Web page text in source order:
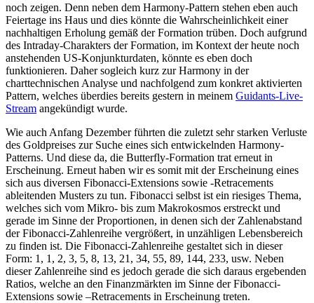
noch zeigen. Denn neben dem Harmony-Pattern stehen eben auch
Feiertage ins Haus und dies könnte die Wahrscheinlichkeit einer
nachhaltigen Erholung gemäß der Formation trüben. Doch aufgrund
des Intraday-Charakters der Formation, im Kontext der heute noch
anstehenden US-Konjunkturdaten, könnte es eben doch
funktionieren. Daher sogleich kurz zur Harmony in der
charttechnischen Analyse und nachfolgend zum konkret aktivierten
Pattern, welches überdies bereits gestern in meinem Guidants-Live-
Stream angekündigt wurde.
Wie auch Anfang Dezember führten die zuletzt sehr starken Verluste
des Goldpreises zur Suche eines sich entwickelnden Harmony-
Patterns. Und diese da, die Butterfly-Formation trat erneut in
Erscheinung. Erneut haben wir es somit mit der Erscheinung eines
sich aus diversen Fibonacci-Extensions sowie -Retracements
ableitenden Musters zu tun. Fibonacci selbst ist ein riesiges Thema,
welches sich vom Mikro- bis zum Makrokosmos erstreckt und
gerade im Sinne der Proportionen, in denen sich der Zahlenabstand
der Fibonacci-Zahlenreihe vergrößert, in unzähligen Lebensbereich
zu finden ist. Die Fibonacci-Zahlenreihe gestaltet sich in dieser
Form: 1, 1, 2, 3, 5, 8, 13, 21, 34, 55, 89, 144, 233, usw. Neben
dieser Zahlenreihe sind es jedoch gerade die sich daraus ergebenden
Ratios, welche an den Finanzmärkten im Sinne der Fibonacci-
Extensions sowie –Retracements in Erscheinung treten.